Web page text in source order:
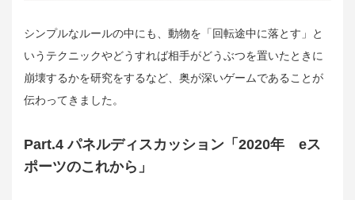
シンプルなルールの中にも、動物を「回転途中に落とす」と
いうテクニックやどうすれば相手がどうぶつを置いたときに
崩壊するかを研究をするなど、奥が深いゲームであることが
伝わってきました。
Part.4 パネルディスカッション「2020年 eス
ポーツのこれから」